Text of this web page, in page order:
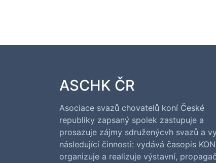
ASCHK ČR
Asociace svazů chovatelů koní České
republiky zapsaný spolek zastupuje a
prosazuje zájmy sdruženýcvh svazů a
následující činnosti: vydává časopis
organizuje a realizuje výstavní,